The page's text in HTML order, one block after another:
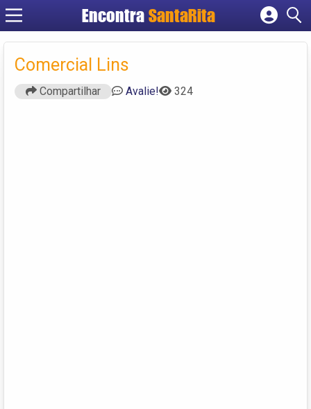
EncontraSantaRita
Cadastrar empresa
Comercial Lins
Compartilhar Avalie! 324